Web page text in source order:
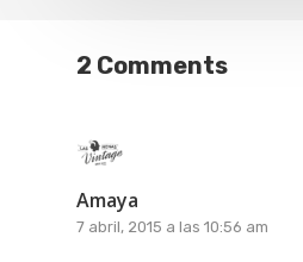
2 Comments
Amaya
7 abril, 2015 a las 10:56 am